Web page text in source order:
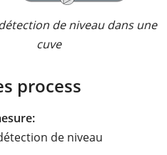
de niveau dans une
cuve
process
de niveau